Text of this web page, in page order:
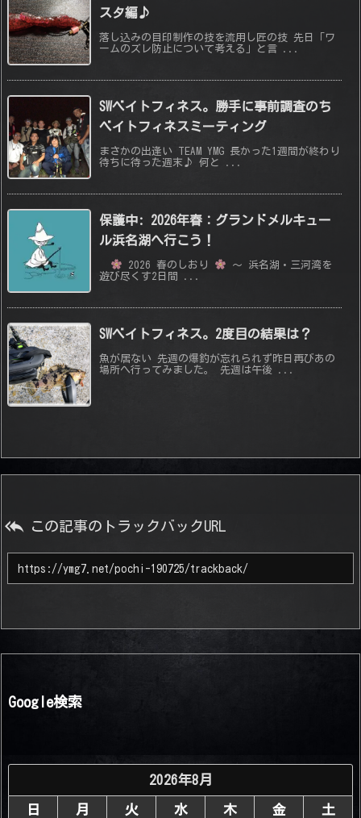
スタ編♪
落し込みの目印制作の技を流用し匠の技 先日「ワ
ームのズレ防止について考える」と言 ...
SWベイトフィネス。勝手に事前調査のち
ベイトフィネスミーティング
まさかの出逢い TEAM YMG 長かった1週間が終わり
待ちに待った週末♪ 何と ...
保護中: 2026年春：グランドメルキュー
ル浜名湖へ行こう！
2026 春のしおり
～ 浜名湖・三河湾を
遊び尽くす2日間 ...
SWベイトフィネス。2度目の結果は？
魚が居ない 先週の爆釣が忘れられず昨日再びあの
場所へ行ってみました。 先週は午後 ...
 この記事のトラックバックURL
Google検索
2026年8月
日 月 火 水 木 金 土